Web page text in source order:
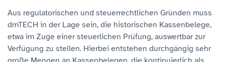
Aus regulatorischen und steuerrechtlichen Gründen muss
dmTECH in der Lage sein, die historischen Kassenbelege,
etwa im Zuge einer steuerlichen Prüfung, auswertbar zur
Verfügung zu stellen. Hierbei entstehen durchgängig sehr